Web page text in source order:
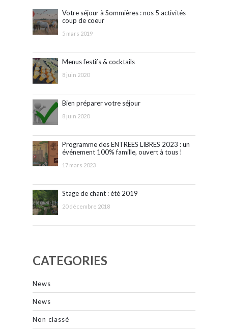
Votre séjour à Sommières : nos 5 activités
coup de coeur
5 mars 2019
Menus festifs & cocktails
8 juin 2020
Bien préparer votre séjour
8 juin 2020
Programme des ENTREES LIBRES 2023 : un
événement 100% famille, ouvert à tous !
17 mars 2023
Stage de chant : été 2019
20 décembre 2018
CATEGORIES
News
News
Non classé